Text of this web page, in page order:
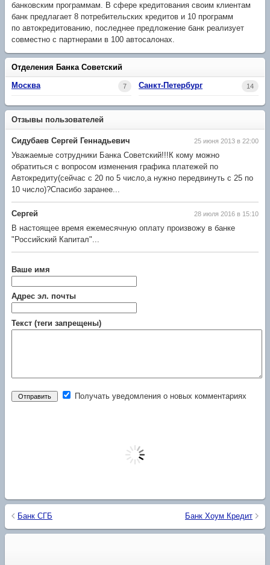
банковским программам. В сфере кредитования своим клиентам
банк предлагает 8 потребительских кредитов и 10 программ
по автокредитованию, последнее предложение банк реализует
совместно с партнерами в 100 автосалонах.
Отделения Банка Советский
7
Москва 14
Санкт-Петербург
Отзывы пользователей
25 июня 2013 в 22:00
Сидубаев Сергей Геннадьевич
Уважаемые сотрудники Банка Советский!!!К кому можно
обратиться с вопросом изменения графика платежей по
Автокредиту(сейчас с 20 по 5 число,а нужно передвинуть с 25 по
10 число)?Спасибо заранее...
28 июля 2016 в 15:10
Сергей
В настоящее время ежемесячную оплату произвожу в банке
"Российский Капитал"...
Ваше имя
Адрес эл. почты
Текст (теги запрещены)
Получать уведомления о новых комментариях
Банк СГБ Банк Хоум Кредит